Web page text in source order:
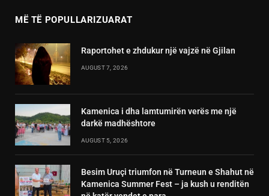
MË TË POPULLARIZUARAT
Raportohet e zhdukur një vajzë në Gjilan
AUGUST 7, 2026
Kamenica i dha lamtumirën verës me një
darkë madhështore
AUGUST 5, 2026
Besim Uruçi triumfon në Turneun e Shahut në
Kamenica Summer Fest – ja kush u renditën